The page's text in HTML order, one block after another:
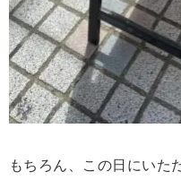
もちろん、この日にいた